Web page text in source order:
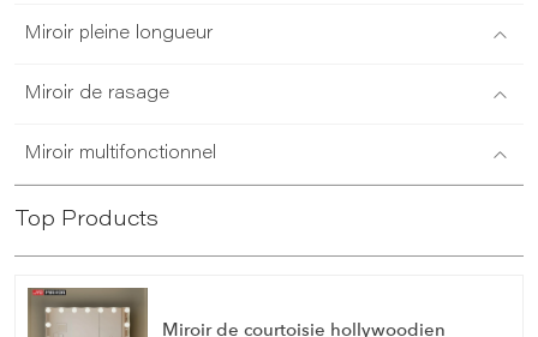
Miroir pleine longueur
Miroir de rasage
Miroir multifonctionnel
Top Products
Miroir de courtoisie hollywoodien